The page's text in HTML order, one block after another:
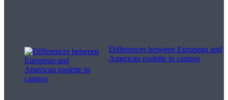
Differences between European and
American roulette in casinos